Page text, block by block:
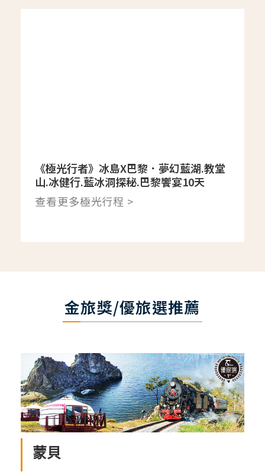
《極光行者》冰島X巴黎．夢幻藍湖.教堂
山.冰健行.藍冰洞探秘.巴黎饗宴10天
查看更多極光行程 >
金旅獎/優旅選推薦
蒙貝